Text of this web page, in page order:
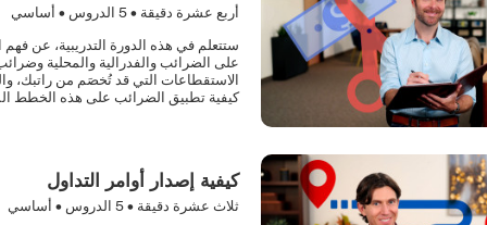
أربع عشرة دقيقة •5الدروس • أساسي
ستتعلم في هذه الدورة التدريبية، عن
على الضرائب والفدرالية والمحلية
كيفية تطبيق الضرائب على هذه الخطط
كيفية إصدار أوامر التداول
ثلاث عشرة دقيقة •5الدروس • أساسي